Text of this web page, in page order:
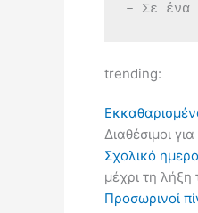
– Σε ένα
trending:
Διαθέσιμοι
Σχολικό
μέχρι τη
Προσωρινοί